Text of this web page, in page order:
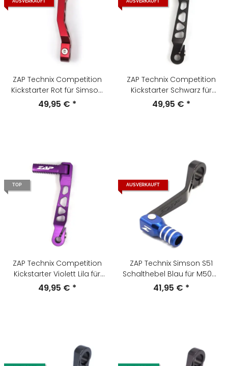
AUSVERKAUFT
ZAP Technix Competition
Kickstarter Rot für Simson
S51 , S70 , S53 , S83
49,95 € *
AUSVERKAUFT
ZAP Technix Competition
Kickstarter Schwarz für
Simson S51 , S70 , S53 , S83
49,95 € *
TOP
ZAP Technix Competition
Kickstarter Violett Lila für
Simson S51 , S70 , S53 , S83
49,95 € *
AUSVERKAUFT
ZAP Technix Simson S51
Schalthebel Blau für M500-
700
41,95 € *